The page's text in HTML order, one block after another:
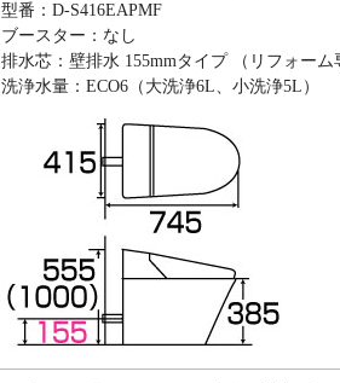
型番：D-S416EAPMF
ブースター：なし
排水芯：壁排水 155mmタイプ （リフォーム
洗浄水量：ECO6（大洗浄6L、小洗浄5L）